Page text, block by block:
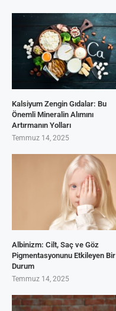
Kalsiyum Zengin Gıdalar: Bu
Önemli Mineralin Alımını
Artırmanın Yolları
Temmuz 14, 2025
Albinizm: Cilt, Saç ve Göz
Pigmentasyonunu Etkileyen Bir
Durum
Temmuz 14, 2025